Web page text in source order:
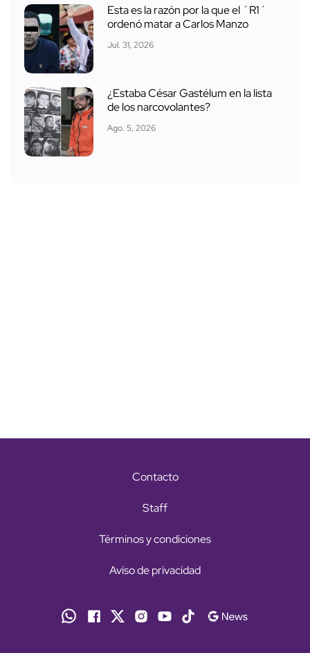
Esta es la razón por la que el ´R1´
ordenó matar a Carlos Manzo
Jul. 31, 2026
¿Estaba César Gastélum en la lista
de los narcovolantes?
Ago. 5, 2026
Contacto
Staff
Términos y condiciones
Aviso de privacidad